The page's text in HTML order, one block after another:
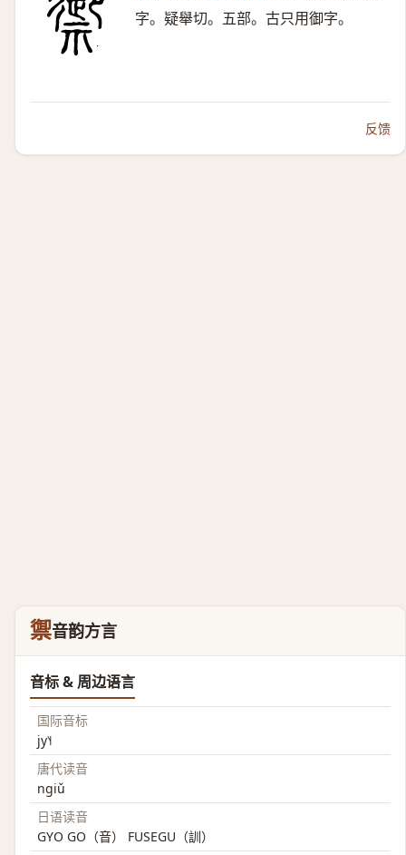
字。疑舉切。五部。古只用御字。
反馈
禦音韵方言
音标 & 周边语言
国际音标
jy˥˧
唐代读音
ngiǔ
日语读音
GYO GO（音） FUSEGU（訓）